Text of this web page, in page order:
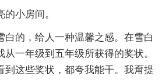
小房间。
白的，给人一种温馨之感。在雪白
一年级到五年级所获得的奖状。
到这些奖状，都夸我能干。我甭提